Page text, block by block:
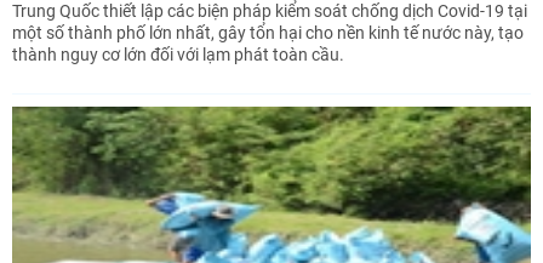
Trung Quốc thiết lập các biện pháp kiểm soát chống dịch Covid-19 tại
một số thành phố lớn nhất, gây tổn hại cho nền kinh tế nước này, tạo
thành nguy cơ lớn đối với lạm phát toàn cầu.